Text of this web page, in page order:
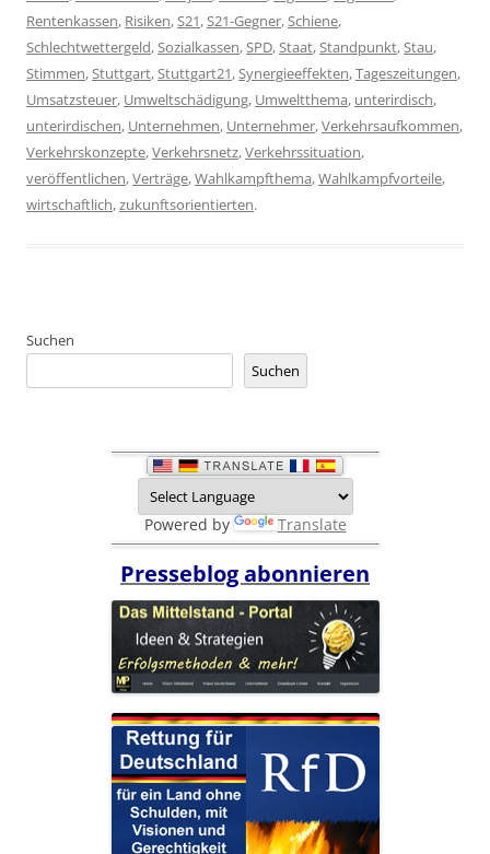
Rentenkassen, Risiken,S21,S21-Gegner,Schiene,
Schlechtwettergeld,Sozialkassen,SPD,Staat,Standpunkt,Stau,
Stimmen,Stuttgart,Stuttgart21,Synergieeffekten,Tageszeitungen,
Umsatzsteuer, Umweltschädigung, Umweltthema, unterirdisch,
unterirdischen, Unternehmen, Unternehmer,Verkehrsaufkommen,
Verkehrskonzepte,Verkehrsnetz,Verkehrssituation,
veröffentlichen,Verträge,Wahlkampfthema,Wahlkampfvorteile,
wirtschaftlich,zukunftsorientierten.
Suchen
Suchen
Powered by Translate
Presseblog abonnieren